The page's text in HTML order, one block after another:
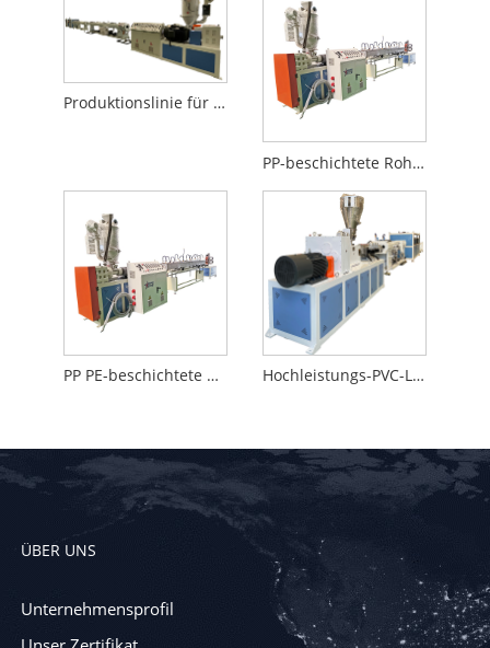
Produktionslinie für PVC-Leitungsrohre
PP-beschichtete Rohrausrüstung
PP PE-beschichtete Rohrsystemmaschine Hochleistungs-PVC-Leitungsrohrherstellungsmaschine für PVC-Leitungsrohre
ÜBER UNS
Unternehmensprofil